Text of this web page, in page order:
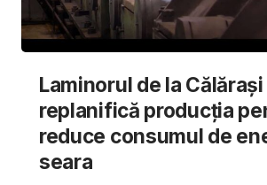
Laminorul de la Călărași
replanifică producția
reduce consumul de
seara